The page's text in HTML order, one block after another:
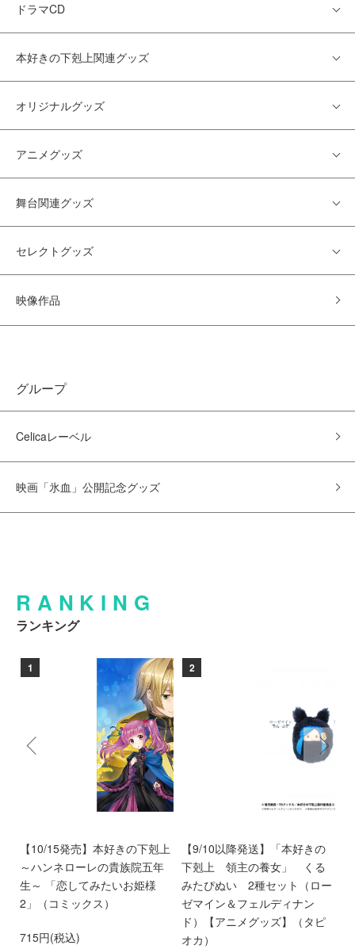
ドラマCD
本好きの下剋上関連グッズ
オリジナルグッズ
アニメグッズ
舞台関連グッズ
セレクトグッズ
映像作品
グループ
Celicaレーベル
映画「氷血」公開記念グッズ
RANKING
ランキング
1
【10/15発売】本好きの下剋上
～ハンネローレの貴族院五年
生～ 「恋してみたいお姫様
2」（コミックス）
715円(税込)
2
【9/10以降発送】「本好きの
下剋上 領主の養女」 くる
みたぴぬい 2種セット（ロー
ゼマイン＆フェルディナン
ド）【アニメグッズ】（タピ
オカ）